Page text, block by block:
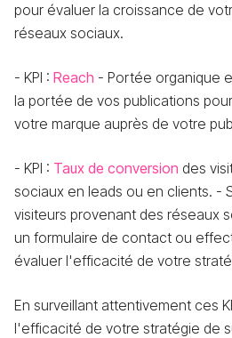
pour évaluer la croissance de
réseaux sociaux.
- KPI : Reach - Portée organique
la portée de vos publications
votre marque auprès de votre
- KPI : Taux de conversion des
sociaux en leads ou en clients. -
visiteurs provenant des réseaux
un formulaire de contact ou
évaluer l'efficacité de votre
En surveillant attentivement ces
l'efficacité de votre stratégie de